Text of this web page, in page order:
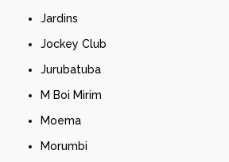
Jardins
Jockey Club
Jurubatuba
M Boi Mirim
Moema
Morumbi